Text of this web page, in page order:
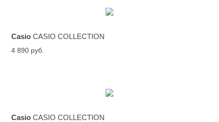
Casio CASIO COLLECTION
4 890 руб.
Casio CASIO COLLECTION